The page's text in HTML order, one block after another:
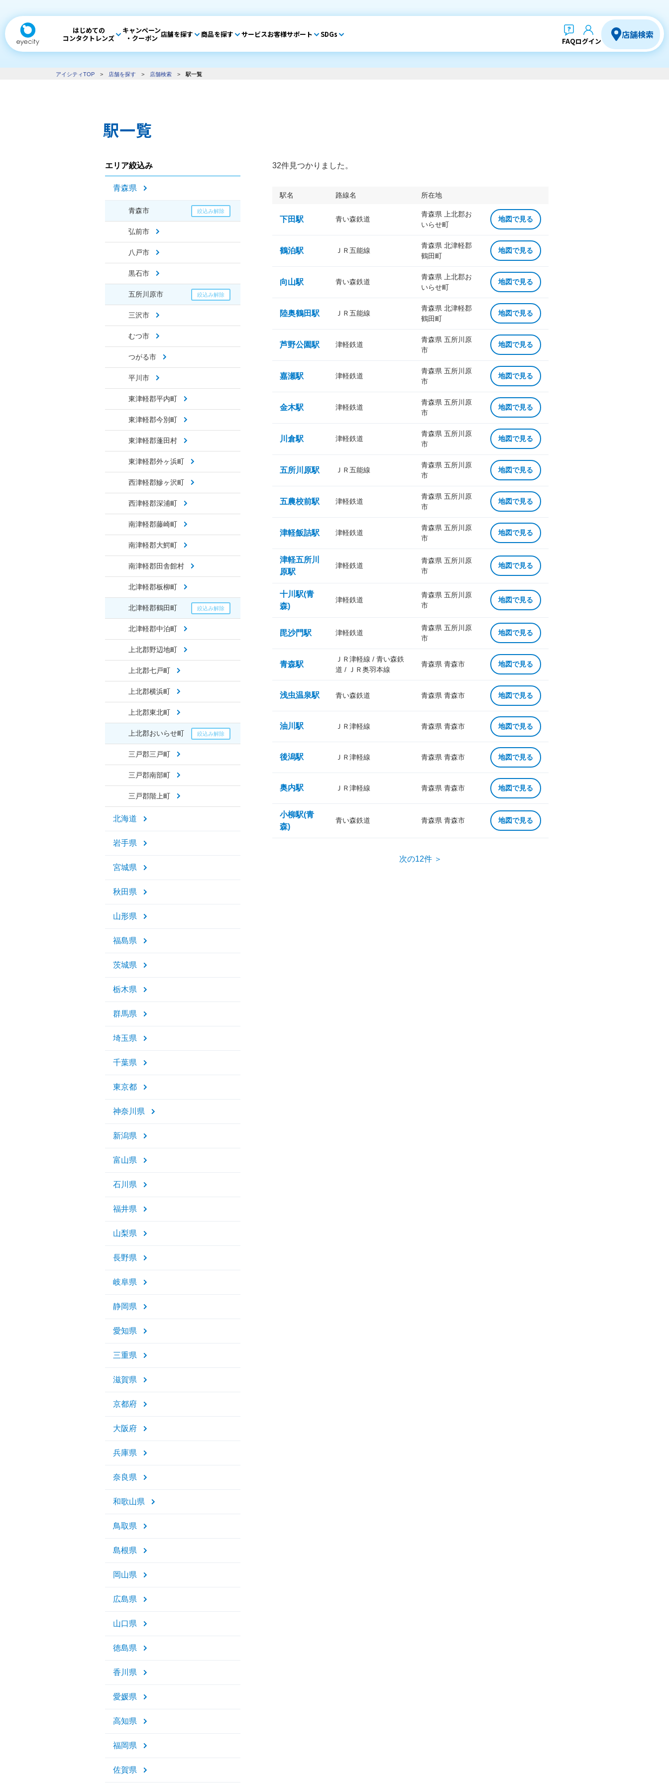
はじめての
コンタクトレンズ
キャンペーン
・クーポン 店舗を探す 商品を探す サービスお客様サポート SDGs
FAQログイン
店舗検索
アイシティTOP > 店舗を探す > 店舗検索 > 駅一覧
駅一覧
エリア絞込み
青森県
青森市
弘前市
八戸市
黒石市
五所川原市
三沢市
むつ市
つがる市
平川市
東津軽郡平内町
東津軽郡今別町
東津軽郡蓬田村
東津軽郡外ヶ浜町
西津軽郡鰺ヶ沢町
西津軽郡深浦町
南津軽郡藤崎町
南津軽郡大鰐町
南津軽郡田舎館村
北津軽郡板柳町
北津軽郡鶴田町
北津軽郡中泊町
上北郡野辺地町
上北郡七戸町
上北郡横浜町
上北郡東北町
上北郡おいらせ町
三戸郡三戸町
三戸郡南部町
三戸郡階上町
北海道
岩手県
宮城県
秋田県
山形県
福島県
茨城県
栃木県
群馬県
埼玉県
千葉県
東京都
神奈川県
新潟県
富山県
石川県
福井県
山梨県
長野県
岐阜県
静岡県
愛知県
三重県
滋賀県
京都府
大阪府
兵庫県
奈良県
和歌山県
鳥取県
島根県
岡山県
広島県
山口県
徳島県
香川県
愛媛県
高知県
福岡県
佐賀県
32件見つかりました。
駅名 路線名 所在地
下田駅 青い森鉄道
青森県 上北郡お
いらせ町
地図で見る
鶴泊駅 ＪＲ五能線
青森県 北津軽郡
鶴田町
地図で見る
向山駅 青い森鉄道
青森県 上北郡お
いらせ町
地図で見る
陸奥鶴田駅 ＪＲ五能線
青森県 北津軽郡
鶴田町
地図で見る
芦野公園駅 津軽鉄道
青森県 五所川原
市
地図で見る
嘉瀬駅 津軽鉄道
青森県 五所川原
市
地図で見る
金木駅 津軽鉄道
青森県 五所川原
市
地図で見る
川倉駅 津軽鉄道
青森県 五所川原
市
地図で見る
五所川原駅 ＪＲ五能線
青森県 五所川原
市
地図で見る
五農校前駅 津軽鉄道
青森県 五所川原
市
地図で見る
津軽飯詰駅 津軽鉄道
青森県 五所川原
市
地図で見る
津軽五所川
原駅
津軽鉄道
青森県 五所川原
市
地図で見る
十川駅(青
森)
津軽鉄道
青森県 五所川原
市
地図で見る
毘沙門駅 津軽鉄道
青森県 五所川原
市
地図で見る
青森駅
ＪＲ津軽線 / 青い森鉄
道 / ＪＲ奥羽本線
青森県 青森市 地図で見る
浅虫温泉駅 青い森鉄道 青森県 青森市 地図で見る
油川駅 ＪＲ津軽線 青森県 青森市 地図で見る
後潟駅 ＪＲ津軽線 青森県 青森市 地図で見る
奥内駅 ＪＲ津軽線 青森県 青森市 地図で見る
小柳駅(青
森)
青い森鉄道 青森県 青森市 地図で見る
次の12件 ＞